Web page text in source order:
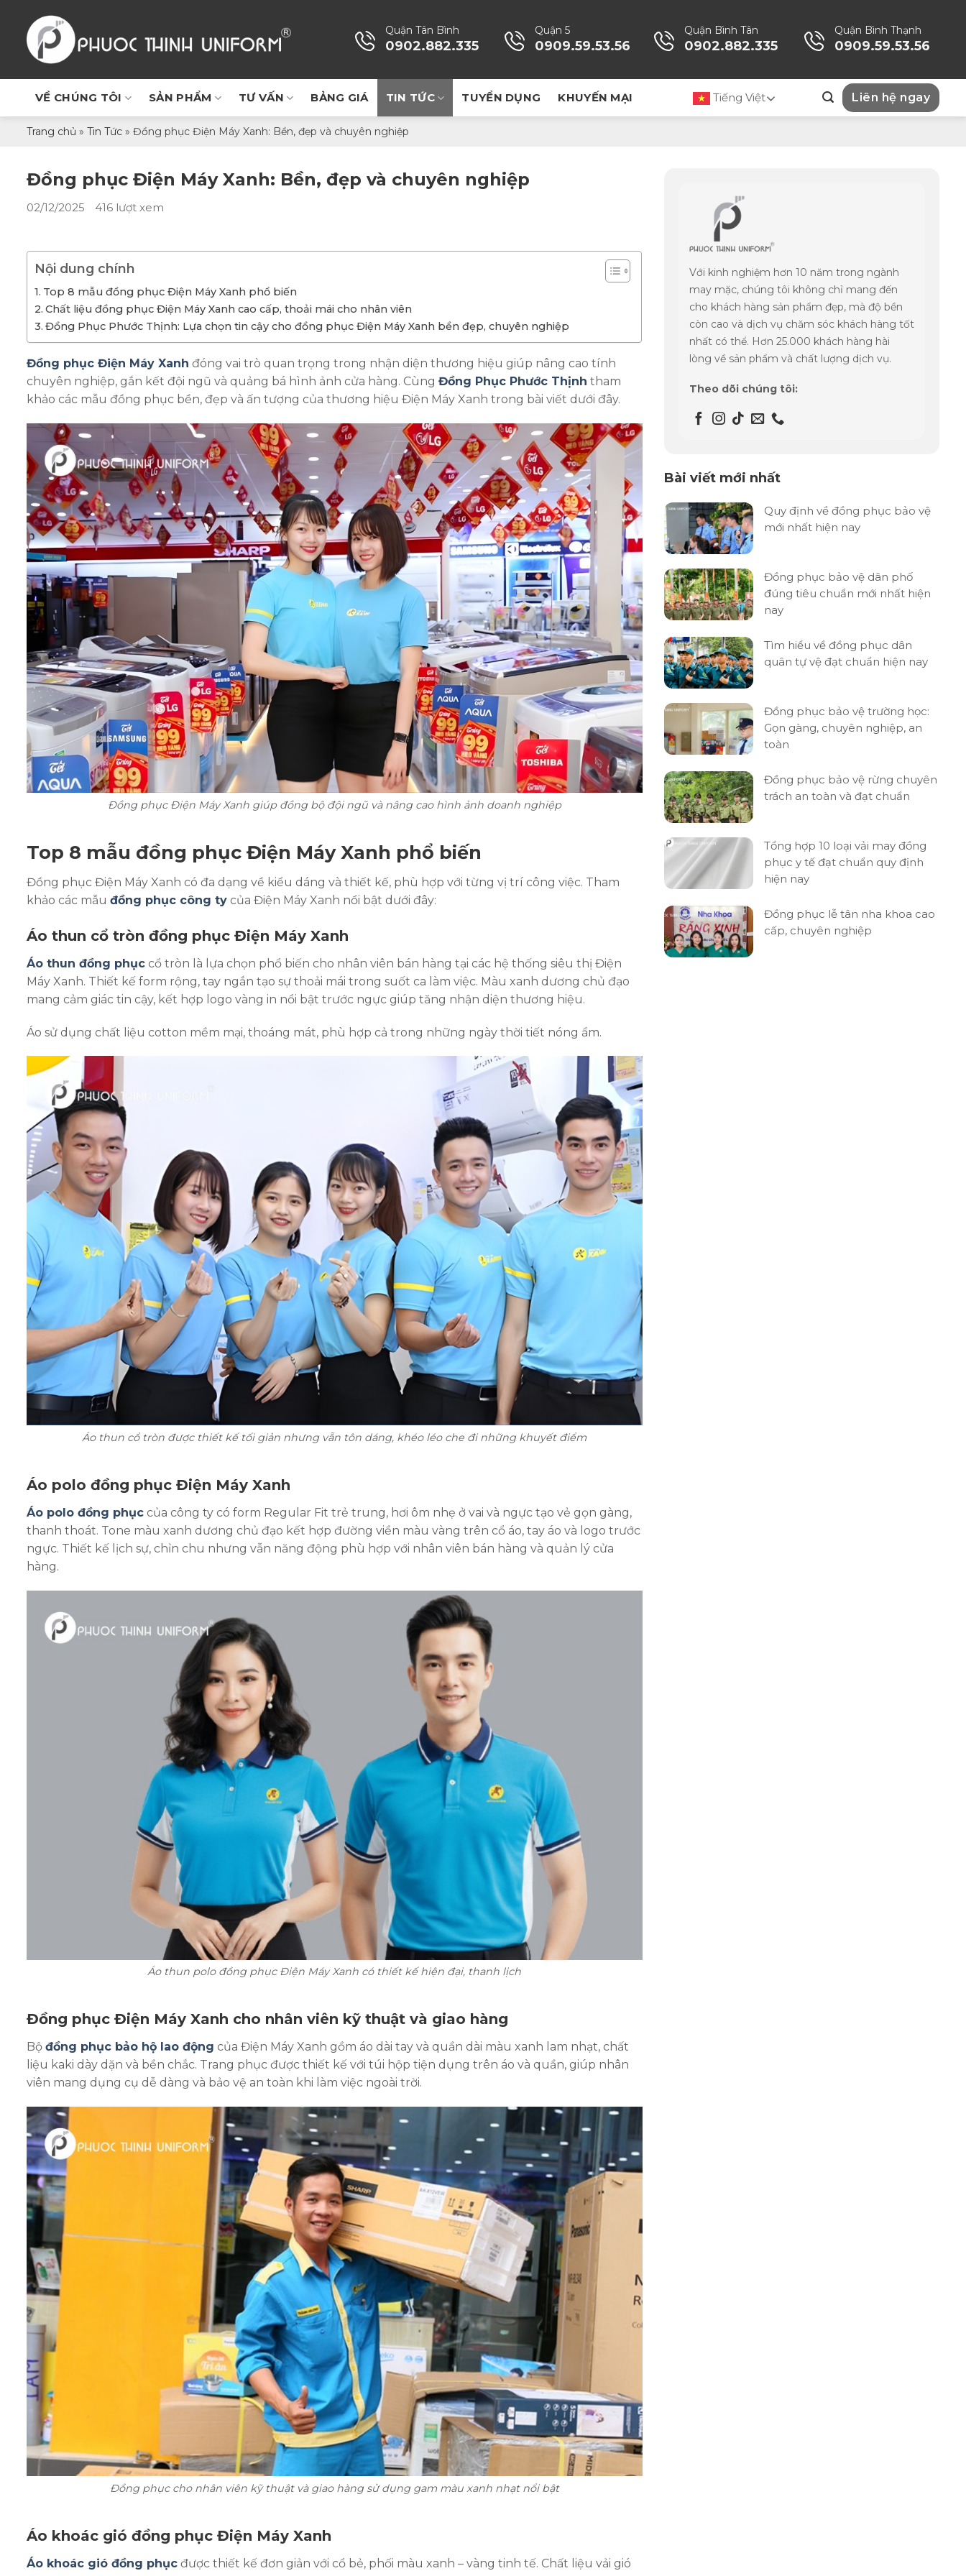
Quận Tân Bình
0902.882.335
Quận 5
0909.59.53.56
Quận Bình Tân
0902.882.335
Quận Bình Thạnh
0909.59.53.56
VỀ CHÚNG TÔI SẢN PHẨM TƯ VẤN BẢNG GIÁ TIN TỨC TUYỂN DỤNG KHUYẾN MẠI Tiếng Việt Liên hệ ngay
Trang chủ » Tin Tức » Đồng phục Điện Máy Xanh: Bền, đẹp và chuyên nghiệp
Đồng phục Điện Máy Xanh: Bền, đẹp và chuyên nghiệp
02/12/2025 416 lượt xem
Nội dung chính
Top 8 mẫu đồng phục Điện Máy Xanh phổ biến
Chất liệu đồng phục Điện Máy Xanh cao cấp, thoải mái cho nhân viên
Đồng Phục Phước Thịnh: Lựa chọn tin cậy cho đồng phục Điện Máy Xanh bền đẹp, chuyên nghiệp
Đồng phục Điện Máy Xanh đóng vai trò quan trọng trong nhận diện thương hiệu giúp nâng cao tính
chuyên nghiệp, gắn kết đội ngũ và quảng bá hình ảnh cửa hàng. Cùng Đồng Phục Phước Thịnh tham
khảo các mẫu đồng phục bền, đẹp và ấn tượng của thương hiệu Điện Máy Xanh trong bài viết dưới đây.
Đồng phục Điện Máy Xanh giúp đồng bộ đội ngũ và nâng cao hình ảnh doanh nghiệp
Top 8 mẫu đồng phục Điện Máy Xanh phổ biến
Đồng phục Điện Máy Xanh có đa dạng về kiểu dáng và thiết kế, phù hợp với từng vị trí công việc. Tham
khảo các mẫu đồng phục công ty của Điện Máy Xanh nổi bật dưới đây:
Áo thun cổ tròn đồng phục Điện Máy Xanh
Áo thun đồng phục cổ tròn là lựa chọn phổ biến cho nhân viên bán hàng tại các hệ thống siêu thị Điện
Máy Xanh. Thiết kế form rộng, tay ngắn tạo sự thoải mái trong suốt ca làm việc. Màu xanh dương chủ đạo
mang cảm giác tin cậy, kết hợp logo vàng in nổi bật trước ngực giúp tăng nhận diện thương hiệu.
Áo sử dụng chất liệu cotton mềm mại, thoáng mát, phù hợp cả trong những ngày thời tiết nóng ẩm.
Áo thun cổ tròn được thiết kế tối giản nhưng vẫn tôn dáng, khéo léo che đi những khuyết điểm
Áo polo đồng phục Điện Máy Xanh
Áo polo đồng phục của công ty có form Regular Fit trẻ trung, hơi ôm nhẹ ở vai và ngực tạo vẻ gọn gàng,
thanh thoát. Tone màu xanh dương chủ đạo kết hợp đường viền màu vàng trên cổ áo, tay áo và logo trước
ngực. Thiết kế lịch sự, chỉn chu nhưng vẫn năng động phù hợp với nhân viên bán hàng và quản lý cửa
hàng.
Áo thun polo đồng phục Điện Máy Xanh có thiết kế hiện đại, thanh lịch
Đồng phục Điện Máy Xanh cho nhân viên kỹ thuật và giao hàng
Bộ đồng phục bảo hộ lao động của Điện Máy Xanh gồm áo dài tay và quần dài màu xanh lam nhạt, chất
liệu kaki dày dặn và bền chắc. Trang phục được thiết kế với túi hộp tiện dụng trên áo và quần, giúp nhân
viên mang dụng cụ dễ dàng và bảo vệ an toàn khi làm việc ngoài trời.
Đồng phục cho nhân viên kỹ thuật và giao hàng sử dụng gam màu xanh nhạt nổi bật
Áo khoác gió đồng phục Điện Máy Xanh
Áo khoác gió đồng phục được thiết kế đơn giản với cổ bẻ, phối màu xanh – vàng tinh tế. Chất liệu vải gió
Với kinh nghiệm hơn 10 năm trong ngành
may mặc, chúng tôi không chỉ mang đến
cho khách hàng sản phẩm đẹp, mà độ bền
còn cao và dịch vụ chăm sóc khách hàng tốt
nhất có thể. Hơn 25.000 khách hàng hài
lòng về sản phẩm và chất lượng dịch vụ.
Theo dõi chúng tôi:
Bài viết mới nhất
Quy định về đồng phục bảo vệ
mới nhất hiện nay
Đồng phục bảo vệ dân phố
đúng tiêu chuẩn mới nhất hiện
nay
Tìm hiểu về đồng phục dân
quân tự vệ đạt chuẩn hiện nay
Đồng phục bảo vệ trường học:
Gọn gàng, chuyên nghiệp, an
toàn
Đồng phục bảo vệ rừng chuyên
trách an toàn và đạt chuẩn
Tổng hợp 10 loại vải may đồng
phục y tế đạt chuẩn quy định
hiện nay
Đồng phục lễ tân nha khoa cao
cấp, chuyên nghiệp